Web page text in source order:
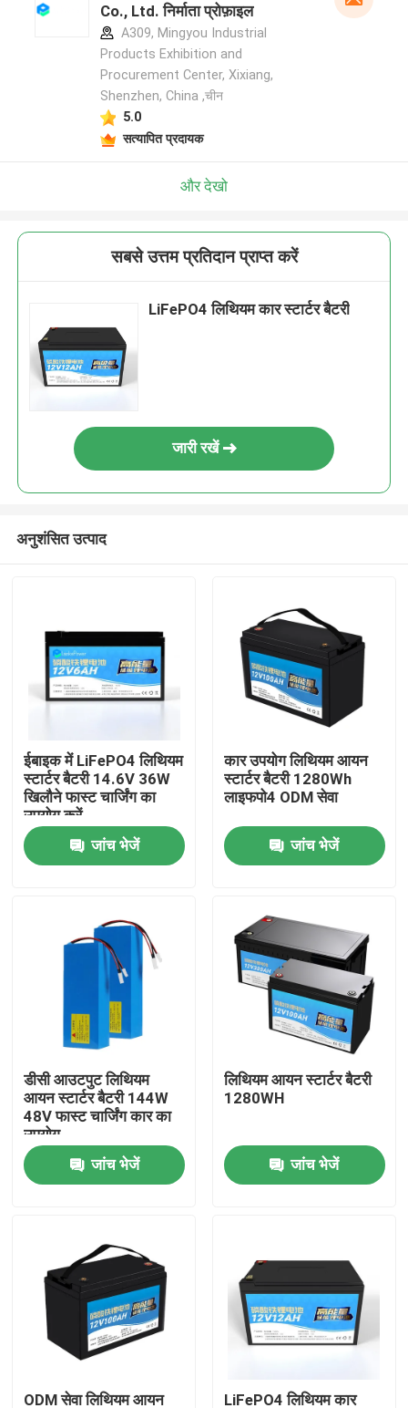
हमारे बारे में
कारखाना भ्रमण
गुणवत्ता नियंत्रण
एक उद्धरण का अनुरोध करें
लिथियम आयन बैटरी सेल
लिथियम आयरन फॉस्फेट बैटरी सेल
Co., Ltd. निर्माता प्रोफ़ाइल
A309, Mingyou Industrial
Products Exhibition and
Procurement Center, Xixiang,
Shenzhen, China ,चीन
5.0
सत्यापित प्रदायक
और देखो
सबसे उत्तम प्रतिदान प्राप्त करें
LiFePO4 लिथियम कार स्टार्टर बैटरी
जारी रखें
अनुशंसित उत्पाद
ईबाइक में LiFePO4 लिथियम
स्टार्टर बैटरी 14.6V 36W
खिलौने फास्ट चार्जिंग का
उपयोग करें
जांच भेजें
कार उपयोग लिथियम आयन
स्टार्टर बैटरी 1280Wh
लाइफपो4 ODM सेवा
जांच भेजें
डीसी आउटपुट लिथियम
आयन स्टार्टर बैटरी 144W
48V फास्ट चार्जिंग कार का
उपयोग
जांच भेजें
लिथियम आयन स्टार्टर बैटरी
1280WH
जांच भेजें
ODM सेवा लिथियम आयन LiFePO4 लिथियम कार